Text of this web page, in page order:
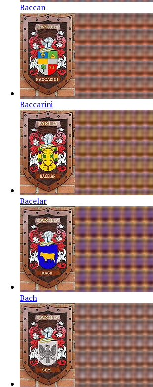
Baccan
Baccarini
Bacelar
Bach